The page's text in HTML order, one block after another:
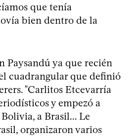
que tenía
bien dentro de la
Paysandú ya que recién
cuadrangular que definió
"Carlitos Etcevarría
y empezó a
a Brasil... Le
organizaron varios